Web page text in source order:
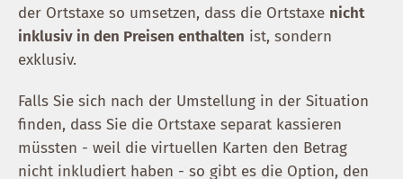
der Ortstaxe so umsetzen, dass die Ortstaxe nicht
inklusiv in den Preisen enthalten ist, sondern
exklusiv.
Falls Sie sich nach der Umstellung in der Situation
finden, dass Sie die Ortstaxe separat kassieren
müssten - weil die virtuellen Karten den Betrag
nicht inkludiert haben - so gibt es die Option, den